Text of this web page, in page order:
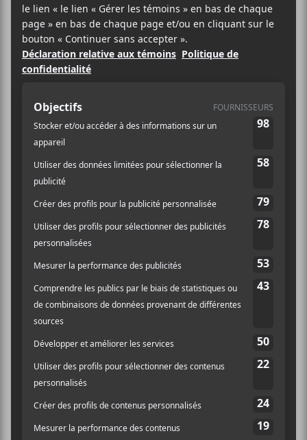
5$
Catégorie d’Évènement:
Spectacle
Site :
LIEU
Salle Multi
Ville de Québec
G1K 3P9Canada
Google Map
Voir Lieu site web